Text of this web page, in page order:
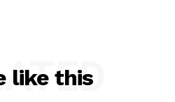
like this